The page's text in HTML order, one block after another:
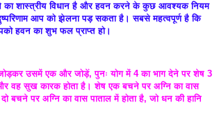
का शास्त्रीय विधान है और हवन करने के कुछ आवश्यक नियम
आप को झेलना पड़ सकता है। सबसे महत्वपूर्ण है कि
हवन का शुभ फल प्राप्त हो।
उसमें एक और जोड़ें, पुनः योग में 4 का भाग देने पर शेष 3
वह सुख कारक होता है। शेष एक बचने पर अग्नि का वास
बचने पर अग्नि का वास पाताल में होता है, जो धन की हानि